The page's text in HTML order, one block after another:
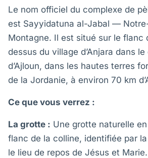
Le nom officiel du complexe de
est Sayyidatuna al-Jabal —
Montagne. Il est situé sur le flanc
dessus du village d’Anjara dans
d’Ajloun, dans les hautes terres
de la Jordanie, à environ 70 km
Ce que vous verrez :
La grotte : Une grotte naturelle
flanc de la colline, identifiée par
le lieu de repos de Jésus et